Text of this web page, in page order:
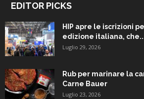
EDITOR PICKS
HIP apre le iscrizioni
edizione italiana,
Luglio 29, 2026
Rub per marinare la
Carne Bauer
Luglio 23, 2026